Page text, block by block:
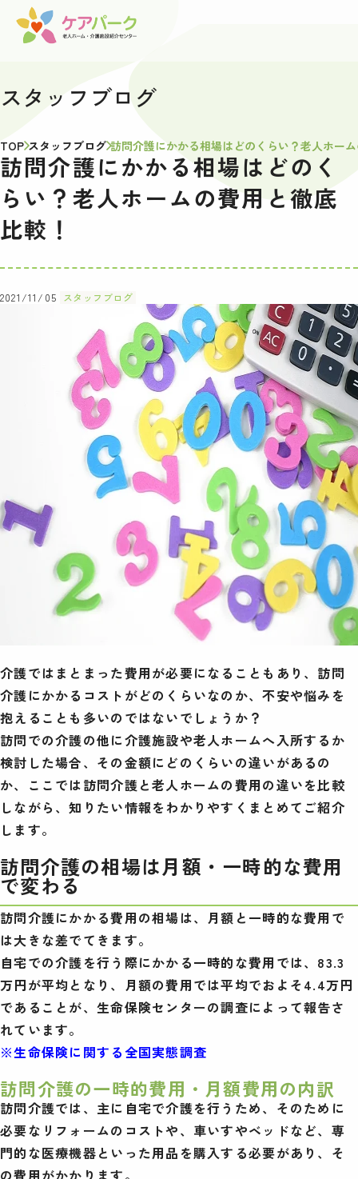
スタッフブログ
TOP スタッフブログ 訪問介護にかかる相場はどのくらい？老人ホー
訪問介護にかかる相場はどのく
らい？老人ホームの費用と徹底
比較！
2021/11/05 スタッフブログ
介護ではまとまった費用が必要になることもあり、訪問
介護にかかるコストがどのくらいなのか、不安や悩みを
抱えることも多いのではないでしょうか？
訪問での介護の他に介護施設や老人ホームへ入所するか
検討した場合、その金額にどのくらいの違いがあるの
か、ここでは訪問介護と老人ホームの費用の違いを比較
しながら、知りたい情報をわかりやすくまとめてご紹介
します。
訪問介護の相場は月額・一時的な費用
で変わる
訪問介護にかかる費用の相場は、月額と一時的な費用で
は大きな差でてきます。
自宅での介護を行う際にかかる一時的な費用では、83.3
万円が平均となり、月額の費用では平均でおよそ4.4万円
であることが、生命保険センターの調査によって報告さ
れています。
※生命保険に関する全国実態調査
訪問介護の一時的費用・月額費用の内訳
訪問介護では、主に自宅で介護を行うため、そのために
必要なリフォームのコストや、車いすやベッドなど、専
門的な医療機器といった用品を購入する必要があり、そ
の費用がかかります。